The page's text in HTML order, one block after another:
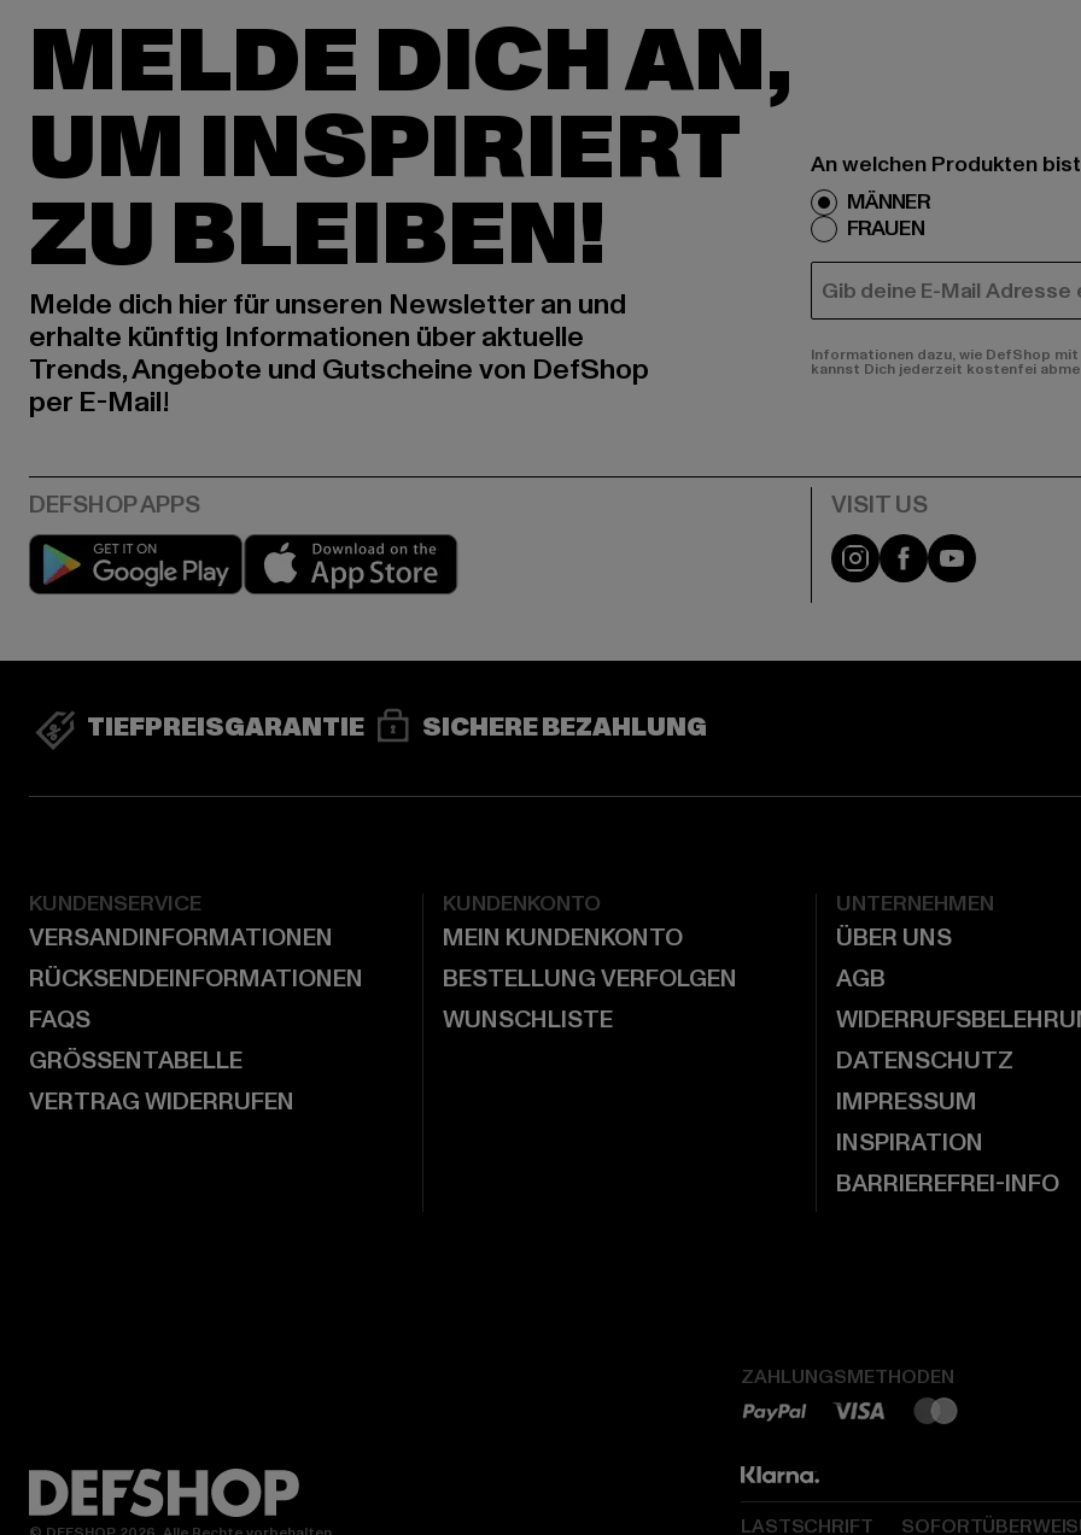
MELDE DICH AN,
UM INSPIRIERT
ZU BLEIBEN!
Melde dich hier für unseren Newsletter an und
erhalte künftig Informationen über aktuelle
Trends, Angebote und Gutscheine von DefShop
per E-Mail!
An welchen Produkten
MÄNNER
FRAUEN
E-MAIL
Informationen dazu, wie DefShop
kannst Dich jederzeit kostenfei
Play market Visit our Instagram
Visit ourVisit our
TIEFPREISGARANTIE SICHERE BEZAHLUNG
KUNDENSERVICE
VERSANDINFORMATIONEN
RÜCKSENDEINFORMATIONEN
FAQS
GRÖSSENTABELLE
VERTRAG WIDERRUFEN
KUNDENKONTO
MEIN KUNDENKONTO
BESTELLUNG VERFOLGEN
WUNSCHLISTE
UNTERNEHMEN
ÜBER UNS
AGB
DATENSCHUTZ
IMPRESSUM
INSPIRATION
BARRIEREFREI-INFO
ZAHLUNGSMETHODEN
LASTSCHRIFT